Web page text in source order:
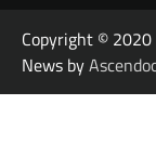
Copyright ©
News by